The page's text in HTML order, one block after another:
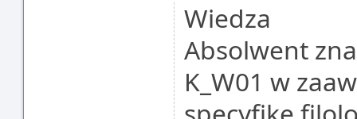
Wiedza
Absolwent
K_W01 w